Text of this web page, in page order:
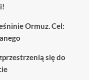
Ormuz. Cel:
się do